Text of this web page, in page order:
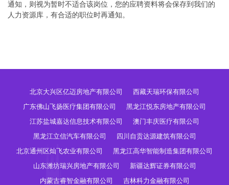
通知，则视为暂时不适合该岗位，您的应聘资料将会保存到我们的
人力资源库，有合适的职位时再通知。
北京大兴区亿迈房地产有限公司
西藏天瑞环保有限公司
广东佛山飞扬医疗集团有限公司
黑龙江悦东房地产有限公司
江苏盐城嘉达信息技术有限公司
澳门丰庆医疗有限公司
黑龙江立信汽车有限公司
四川自贡达源建筑有限公司
北京通州区灿飞农业有限公司
黑龙江高华智能制造集团有限公司
山东潍坊瑞兴房地产有限公司
新疆达辉证券有限公司
内蒙古睿智金融有限公司
吉林科力金融有限公司